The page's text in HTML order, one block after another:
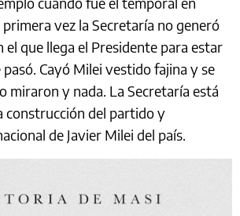
primera vez la Secretaría no generó
el que llega el Presidente para estar
Cayó Milei vestido fajina y se
miraron y nada. La Secretaría está
construcción del partido y
de Javier Milei del país.